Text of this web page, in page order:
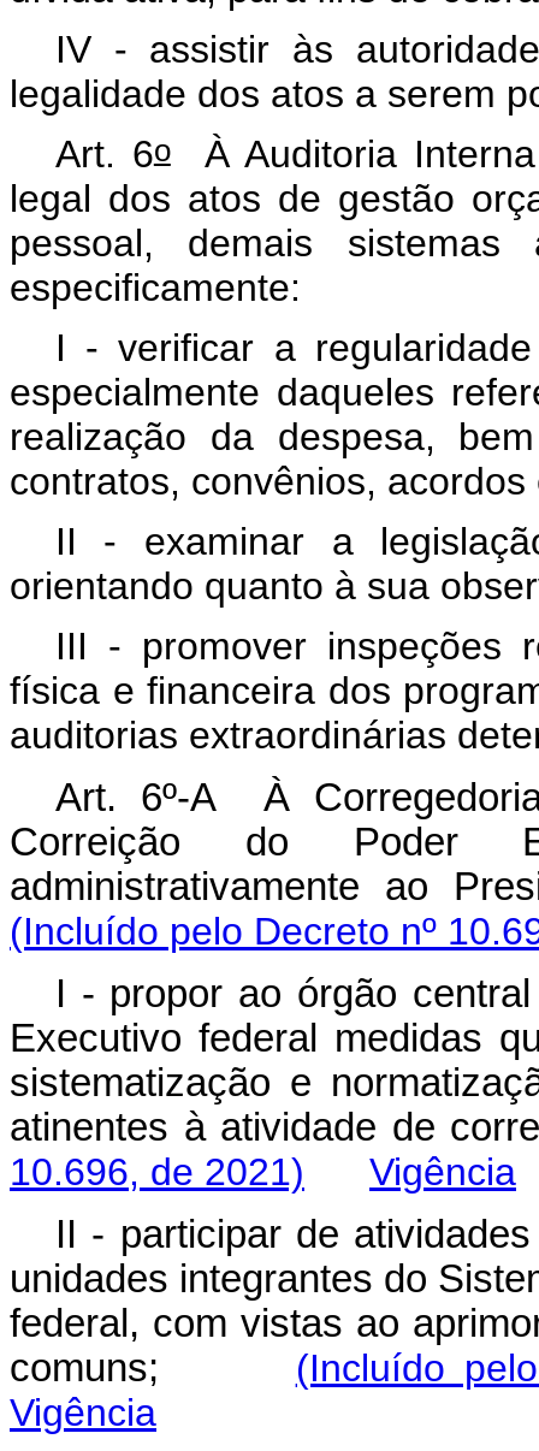
IV - assistir às
legalidade dos atos a serem
Art. 6oÀ Auditoria Interna
legal dos atos de gestão
pessoal, demais sistemas
especificamente:
I - verificar a
especialmente daqueles
realização da despesa,
contratos, convênios,
II - examinar a
orientando quanto à sua
III - promover inspeções
física e financeira dos
auditorias extraordinárias
Art. 6º-A À
Correição do Poder
administrativamente ao
(Incluído pelo Decreto nº
I - propor ao órgão
Executivo federal medidas
sistematização e
atinentes à atividade de
10.696, de 2021)
Vigência
II - participar de
unidades integrantes do
federal, com vistas ao
comuns; (Incluído
Vigência